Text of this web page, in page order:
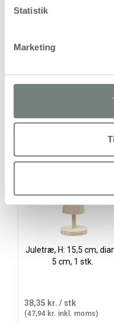
Statistik
Marketing
Juletræer i lyst træ med
Juletræ, H: 15,5 cm,
5 cm, 1 stk.
38,35 kr. / stk
(47,94 kr. inkl. moms)